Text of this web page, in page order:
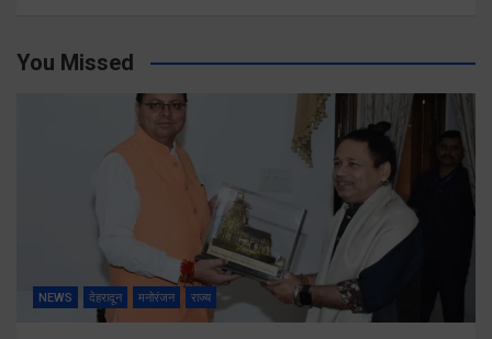
You Missed
NEWS देहरादून मनोरंजन राज्य